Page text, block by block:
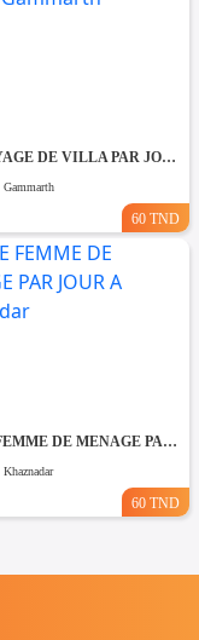
NETTOYAGE DE VILLA PAR JOUR A Gammarth
60 TND
OFFRE FEMME DE MENAGE PAR JOUR A khaznadar
60 TND